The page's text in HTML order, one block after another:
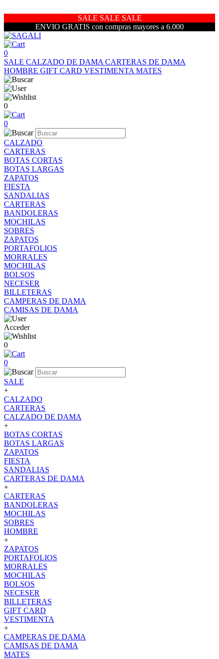
SALE SALE SALE
ENVIO GRATIS con compras mayores a 6.000
0
SALE CALZADO DE DAMA CARTERAS DE DAMA
HOMBRE GIFT CARD VESTIMENTA MATES
0
0
CALZADO
CARTERAS
BOTAS CORTAS
BOTAS LARGAS
ZAPATOS
FIESTA
SANDALIAS
CARTERAS
BANDOLERAS
MOCHILAS
SOBRES
ZAPATOS
PORTAFOLIOS
MORRALES
MOCHILAS
BOLSOS
NECESER
BILLETERAS
CAMPERAS DE DAMA
CAMISAS DE DAMA
Acceder
0
0
SALE
+
CALZADO
CARTERAS
CALZADO DE DAMA
+
BOTAS CORTAS
BOTAS LARGAS
ZAPATOS
FIESTA
SANDALIAS
CARTERAS DE DAMA
+
CARTERAS
BANDOLERAS
MOCHILAS
SOBRES
HOMBRE
+
ZAPATOS
PORTAFOLIOS
MORRALES
MOCHILAS
BOLSOS
NECESER
BILLETERAS
GIFT CARD
VESTIMENTA
+
CAMPERAS DE DAMA
CAMISAS DE DAMA
MATES